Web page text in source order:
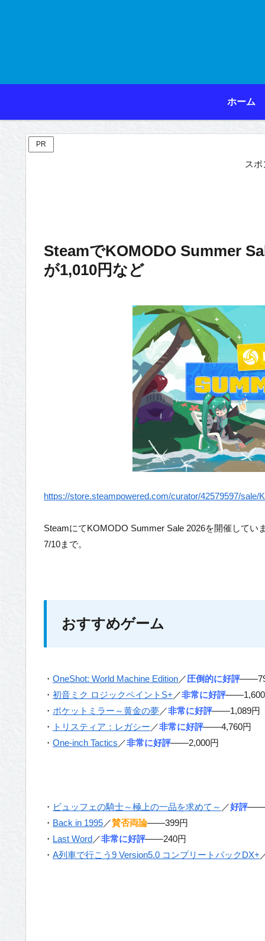
ホーム
PR
ス
SteamでKOMODO Summer
が1,010円など
https://store.steampowered.com/curator/42579597/sale/
SteamにてKOMODO Summer Sale 2026を開催していま
7/10まで。
おすすめゲーム
・ OneShot: World Machine Edition／圧倒的に好評
・ 初音ミク ロジックペイントS+ ／非常に好評——1,600
・ ポケットミラー～黄金の夢／非常に好評——1,089円
・
トリスティア：レガシー ／非常に好評——4,760円
・ One-inch Tactics ／非常に好評——2,000円
・ ビュッフェの騎士～極上の一品を求めて～ ／好評
・ Back in 1995／賛否両論——399円
・ Last Word／非常に好評——240円
・ A列車で行こう9 Version5.0 コンプリートパックDX+